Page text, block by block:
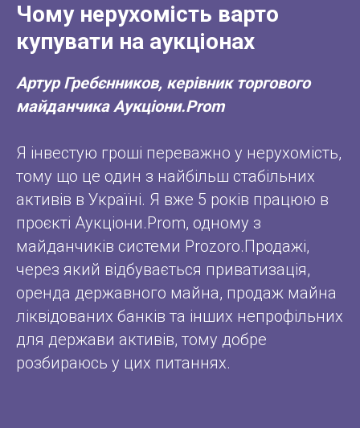
Чому нерухомість варто
купувати на аукціонах
Артур Гребєнников, керівник торгового
майданчика Аукціони.Prom
Я інвестую гроші переважно у нерухомість,
тому що це один з найбільш стабільних
активів в Україні. Я вже 5 років працюю в
проєкті Аукціони.Prom, одному з
майданчиків системи Prozoro.Продажі,
через який відбувається приватизація,
оренда державного майна, продаж майна
ліквідованих банків та інших непрофільних
для держави активів, тому добре
розбираюсь у цих питаннях.